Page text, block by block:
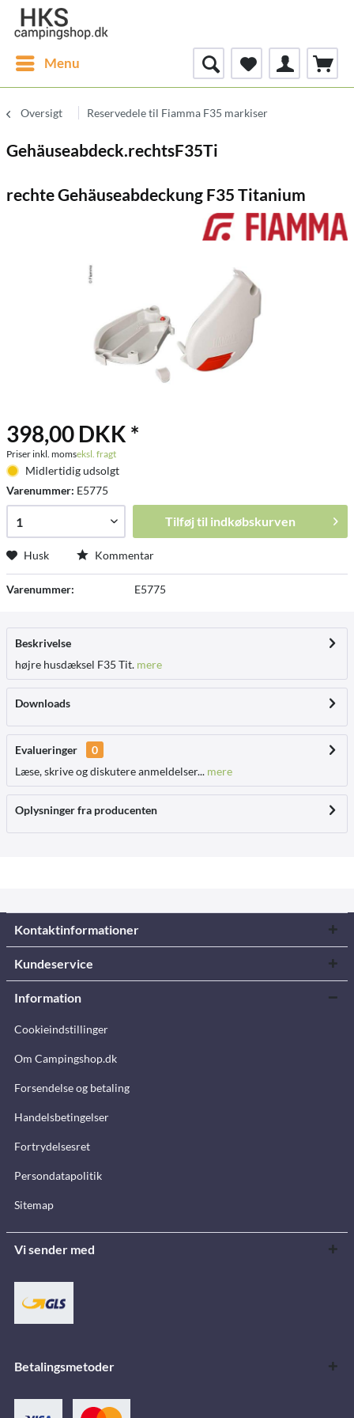
Menu
Oversigt Reservedele til Fiamma F35 markiser
Gehäuseabdeck.rechtsF35Ti
rechte Gehäuseabdeckung F35 Titanium
398,00 DKK *
Priser inkl. momseksl. fragt
Midlertidig udsolgt
Varenummer: E5775
Tilføj til indkøbskurven
Husk Kommentar
Varenummer: E5775
Beskrivelse
højre husdæksel F35 Tit. mere
Downloads
Evalueringer
0
Læse, skrive og diskutere anmeldelser... mere
Oplysninger fra producenten
Kontaktinformationer
Kundeservice
Information
Cookieindstillinger
Om Campingshop.dk
Forsendelse og betaling
Handelsbetingelser
Fortrydelsesret
Persondatapolitik
Sitemap
Vi sender med
Betalingsmetoder